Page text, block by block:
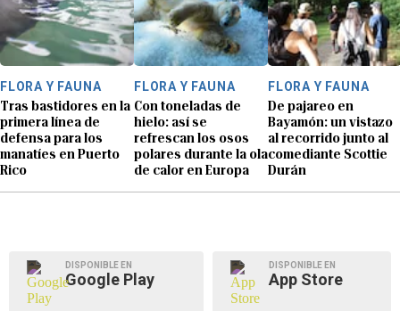
FLORA Y FAUNA
Tras bastidores en la
primera línea de
defensa para los
manatíes en Puerto
Rico
FLORA Y FAUNA
Con toneladas de
hielo: así se
refrescan los osos
polares durante la ola
de calor en Europa
FLORA Y FAUNA
De pajareo en
Bayamón: un vistazo
al recorrido junto al
comediante Scottie
Durán
DISPONIBLE EN
Google Play
DISPONIBLE EN
App Store